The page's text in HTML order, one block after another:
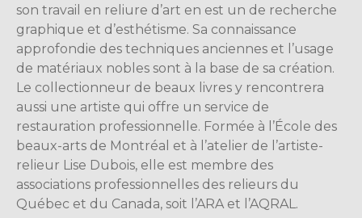
son travail en reliure d’art en est un de recherche
graphique et d’esthétisme. Sa connaissance
approfondie des techniques anciennes et l’usage
de matériaux nobles sont à la base de sa création.
Le collectionneur de beaux livres y rencontrera
aussi une artiste qui offre un service de
restauration professionnelle. Formée à l’École des
beaux-arts de Montréal et à l’atelier de l’artiste-
relieur Lise Dubois, elle est membre des
associations professionnelles des relieurs du
Québec et du Canada, soit l’ARA et l’AQRAL.